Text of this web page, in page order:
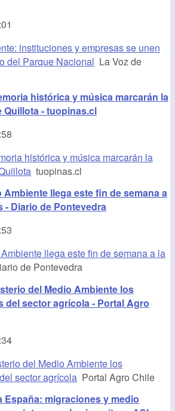
instituciones y empresas se unen
del Parque Nacional La Voz de
histórica y música marcarán la
Quillota - tuopinas.cl
histórica y música marcarán la
tuopinas.cl
Ambiente llega este fin de semana a
- Diario de Pontevedra
llega este fin de semana a la
de Pontevedra
del Medio Ambiente los
del sector agrícola - Portal Agro
del Medio Ambiente los
sector agrícola Portal Agro Chile
España: migraciones y medio